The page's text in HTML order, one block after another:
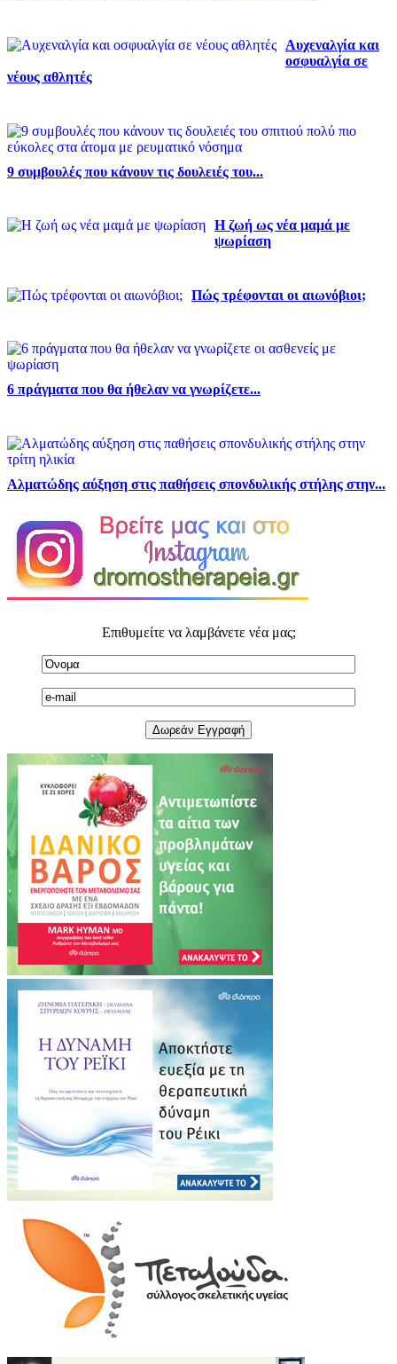
Αυχεναλγία και
οσφυαλγία σε
νέους αθλητές
9 συμβουλές που κάνουν τις δουλειές του...
Η ζωή ως νέα μαμά με
ψωρίαση
Πώς τρέφονται οι αιωνόβιοι;
6 πράγματα που θα ήθελαν να γνωρίζετε...
Αλματώδης αύξηση στις παθήσεις σπονδυλικής στήλης στην...
Επιθυμείτε να λαμβάνετε νέα μας;